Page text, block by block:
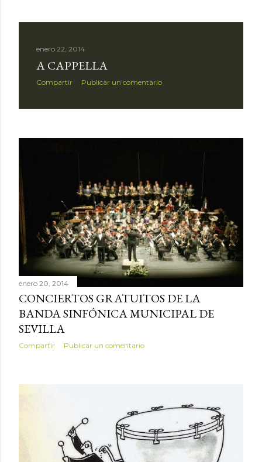
enero 22, 2014
A CAPPELLA
Compartir Publicar un comentario
enero 20, 2014
CONCIERTOS GRATUITOS DE LA
BANDA SINFÓNICA MUNICIPAL DE
SEVILLA
Compartir Publicar un comentario